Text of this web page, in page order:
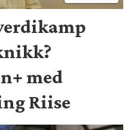
med
Riise